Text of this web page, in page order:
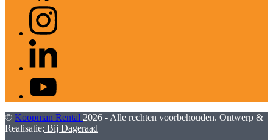
Instagram
© Koopman Rental 2026 - Alle rechten voorbehouden. Ontwerp &
Realisatie: Bij Dageraad